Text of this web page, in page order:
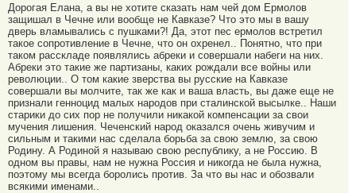
Дорогая Елана, а вы не хотите сказать нам чей дом Ермолов
защишал в Чечне или вообще не Кавказе? Что это мы в вашу
дверь вламывались с пушками?! Да, этот пес ермолов встретил
такое сопротивление в Чечне, что он охренел.. Понятно, что при
таком расскладе появлялись абреки и совершали набеги на них.
Абреки это такие же партизаны, каких рождали все войны или
революции.. О том какие зверства вы русские на Кавказе
совершали вы молчите, так же как и ваша власть, вы даже еще не
признали генноцид малых народов при сталинской высылке.. Наши
старики до сих пор не получили никакой компенсации за свои
мучения лишения. Чеченский народ оказался очень живучим и
сильным и такими нас сделала борьба за свою землю, за свою
Родину. А Родиной я называю свою республику, а не Россию. В
одном вы правы, нам не нужна Россия и никогда не была нужна,
поэтому мы всегда боролись против. За что вы нас и обозвали
всякими именами..